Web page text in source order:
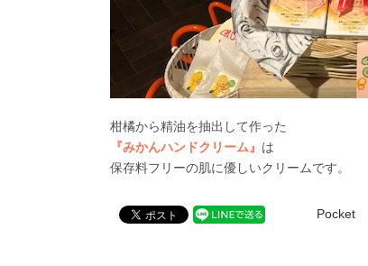
柑橘から精油を抽出して作った
『みかんハンドクリーム』 は
保存料フリーの肌に優しいクリームです。
Pocket